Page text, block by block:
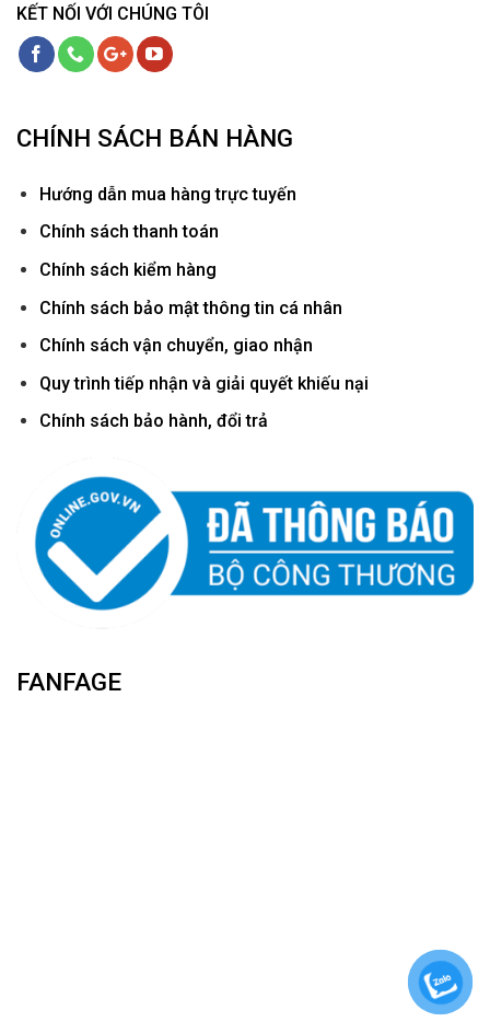
KẾT NỐI VỚI CHÚNG TÔI
CHÍNH SÁCH BÁN HÀNG
Hướng dẫn mua hàng trực tuyến
Chính sách thanh toán
Chính sách kiểm hàng
Chính sách bảo mật thông tin cá nhân
Chính sách vận chuyển, giao nhận
Quy trình tiếp nhận và giải quyết khiếu nại
Chính sách bảo hành, đổi trả
FANFAGE